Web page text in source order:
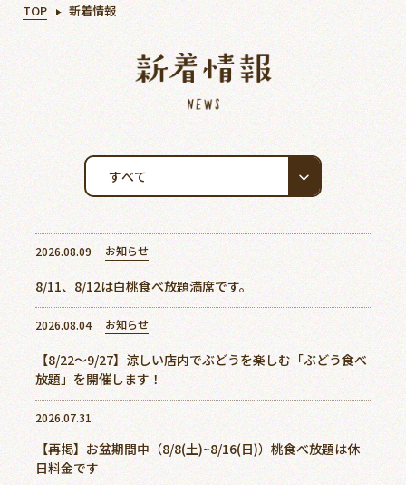
買う 学ぶ オンライン
ショップ
ご予約 アクセス
0868-74-3887
美作農園について
新着情報
周辺観光スポット
よくあるご質問
お客様の声
TOP 新着情報
2026.08.09 お知らせ
8/11、8/12は白桃食べ放題満席です。
2026.08.04 お知らせ
【8/22～9/27】涼しい店内でぶどうを楽しむ「ぶどう食べ
放題」を開催します！
2026.07.31
【再掲】お盆期間中（8/8(土)~8/16(日)）桃食べ放題は休
日料金です